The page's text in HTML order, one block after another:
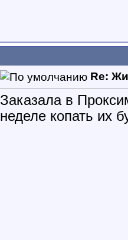
Re:
Заказала в
неделе копать их